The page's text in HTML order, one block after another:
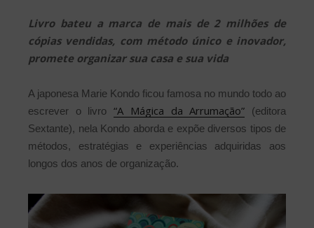
Livro bateu a marca de mais de 2 milhões de
cópias vendidas, com método único e inovador,
promete organizar sua casa e sua vida
A japonesa Marie Kondo ficou famosa no mundo todo ao
escrever o livro“A Mágica da Arrumação” (editora
Sextante), nela Kondo aborda e expõe diversos tipos de
métodos, estratégias e experiências adquiridas aos
longos dos anos de organização.